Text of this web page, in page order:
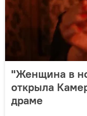
"Женщина в
открыла
драме